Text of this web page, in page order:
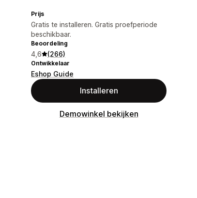
Prijs
Gratis te installeren. Gratis proefperiode
beschikbaar.
Beoordeling
4,6 (266)
Ontwikkelaar
Eshop Guide
Installeren
Demowinkel bekijken